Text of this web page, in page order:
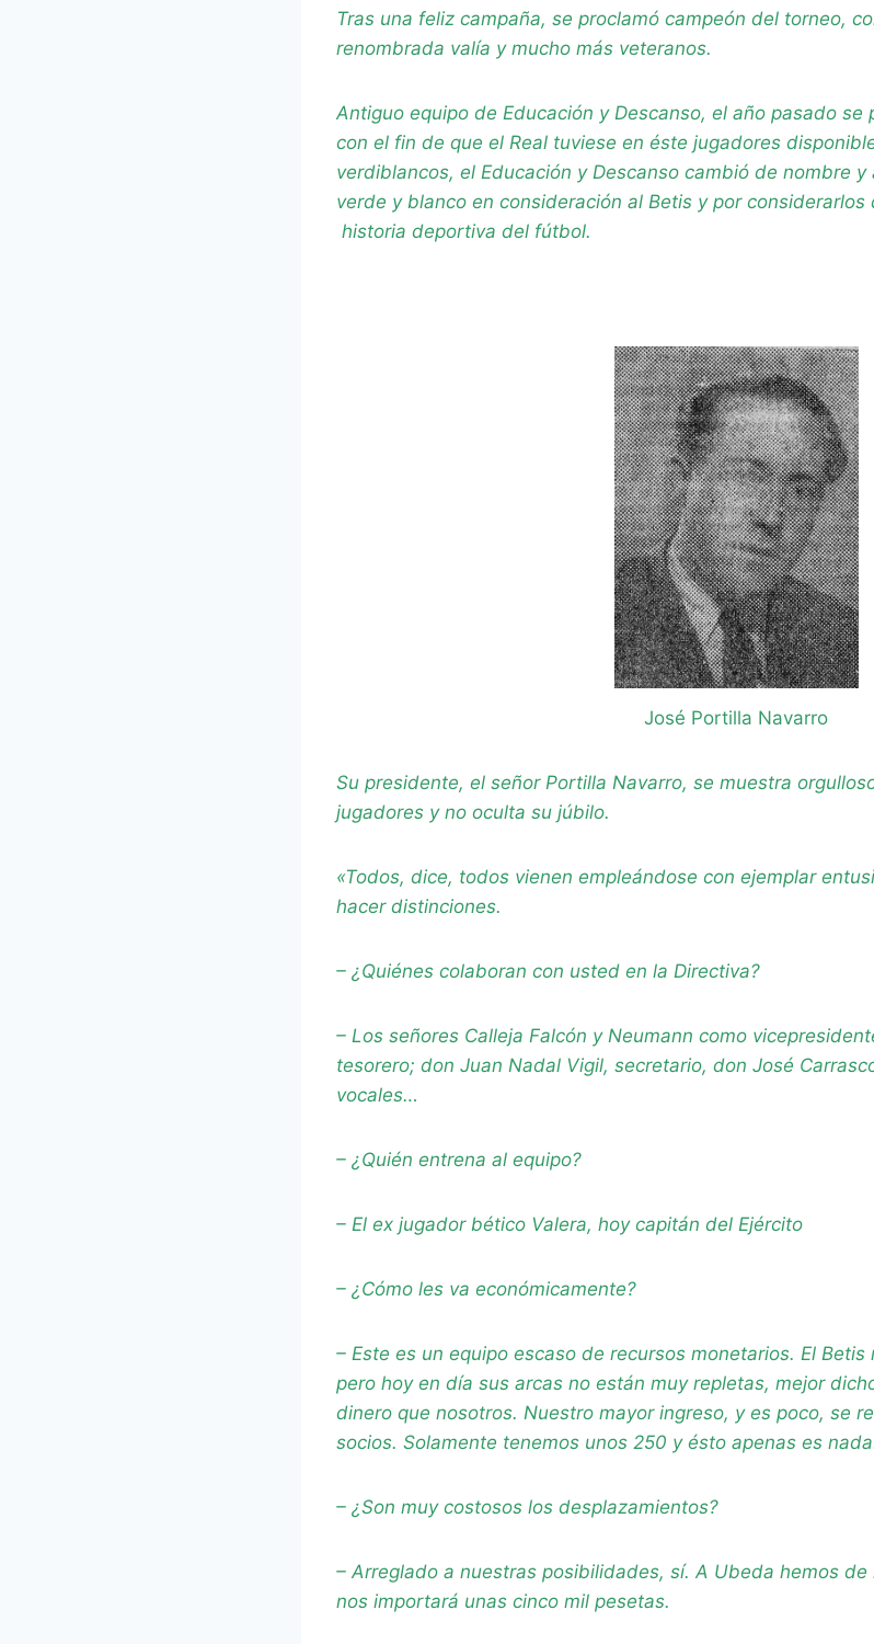
Tras una feliz campaña, se proclamó campeón del torneo,
renombrada valía y mucho más veteranos.
Antiguo equipo de Educación y Descanso, el año pasado se
con el fin de que el Real tuviese en éste jugadores
verdiblancos, el Educación y Descanso cambió de nombre
verde y blanco en consideración al Betis y por
historia deportiva del fútbol.
José Portilla Navarro
Su presidente, el señor Portilla Navarro, se muestra
jugadores y no oculta su júbilo.
«Todos, dice, todos vienen empleándose con ejemplar
hacer distinciones.
– ¿Quiénes colaboran con usted en la Directiva?
– Los señores Calleja Falcón y Neumann como
tesorero; don Juan Nadal Vigil, secretario, don José
vocales…
– ¿Quién entrena al equipo?
– El ex jugador bético Valera, hoy capitán del Ejército
– ¿Cómo les va económicamente?
– Este es un equipo escaso de recursos monetarios. El
pero hoy en día sus arcas no están muy repletas, mejor
dinero que nosotros. Nuestro mayor ingreso, y es poco, se
socios. Solamente tenemos unos 250 y ésto apenas es
– ¿Son muy costosos los desplazamientos?
– Arreglado a nuestras posibilidades, sí. A Ubeda hemos
nos importará unas cinco mil pesetas.